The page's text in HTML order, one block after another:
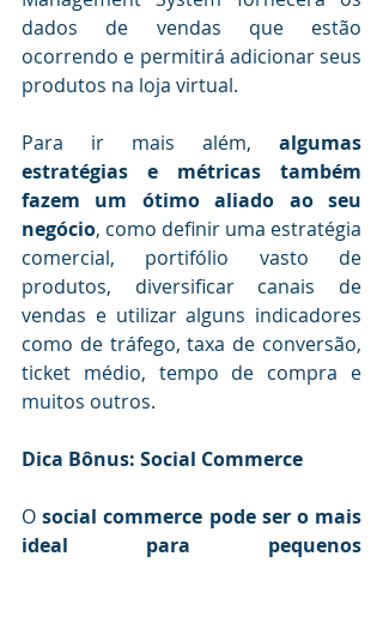
dados de vendas que estão
ocorrendo e permitirá adicionar seus
produtos na loja virtual.
Para ir mais além, algumas
estratégias e métricas também
fazem um ótimo aliado ao seu
negócio, como definir uma estratégia
comercial, portifólio vasto de
produtos, diversificar canais de
vendas e utilizar alguns indicadores
como de tráfego, taxa de conversão,
ticket médio, tempo de compra e
muitos outros.
Dica Bônus: Social Commerce
O social commerce pode ser o mais
ideal para pequenos